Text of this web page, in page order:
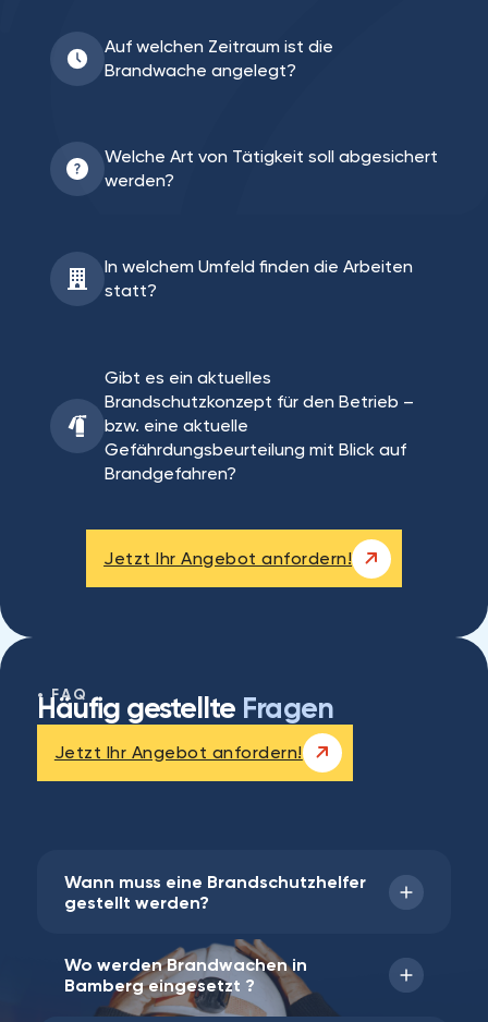
Auf welchen Zeitraum ist die
Brandwache angelegt?
Welche Art von Tätigkeit soll abgesichert
werden?
In welchem Umfeld finden die Arbeiten
statt?
Gibt es ein aktuelles
Brandschutzkonzept für den Betrieb –
bzw. eine aktuelle
Gefährdungsbeurteilung mit Blick auf
Brandgefahren?
Jetzt Ihr Angebot anfordern!
FAQ
Häufig gestellte Fragen
Jetzt Ihr Angebot anfordern!
Wann muss eine Brandschutzhelfer
gestellt werden?
In Bamberg und in nahen Ortschaften wie
Kemmern, Walsdorf oder Pettstadt sind
Wo werden Brandwachen in
Bamberg eingesetzt ?